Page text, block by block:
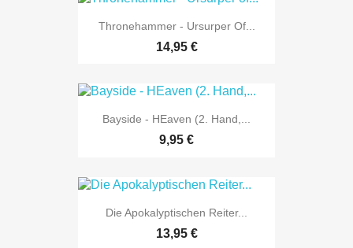
Thronehammer - Ursurper Of...
14,95 €
Bayside - HEaven (2. Hand,...
9,95 €
Die Apokalyptischen Reiter...
13,95 €